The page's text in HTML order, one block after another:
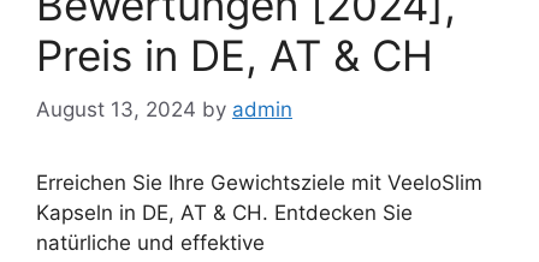
Preis in DE, AT & CH
August 13, 2024 by admin
Erreichen Sie Ihre Gewichtsziele mit VeeloSlim
Kapseln in DE, AT & CH. Entdecken Sie
natürliche und effektive